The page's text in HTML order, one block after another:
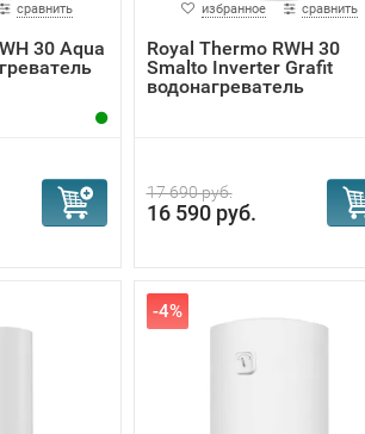
сравнить
30 Aqua
избранное сравнить
Royal Thermo RWH 30
Smalto Inverter Grafit
водонагреватель
17 690 руб.
16 590 руб.
-4%